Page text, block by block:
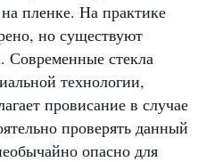
пленке. На практике
но существуют
Современные стекла
технологии,
провисание в случае
проверять данный
опасно для